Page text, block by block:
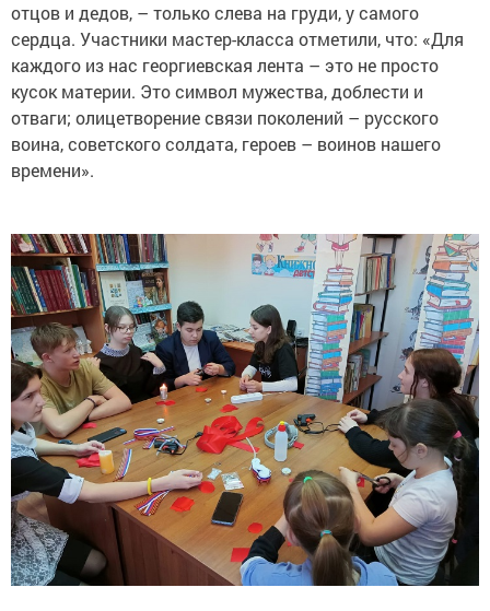
отцов и дедов, – только слева на груди, у самого
сердца. Участники мастер-класса отметили, что: «Для
каждого из нас георгиевская лента – это не просто
кусок материи. Это символ мужества, доблести и
отваги; олицетворение связи поколений – русского
воина, советского солдата, героев – воинов нашего
времени».